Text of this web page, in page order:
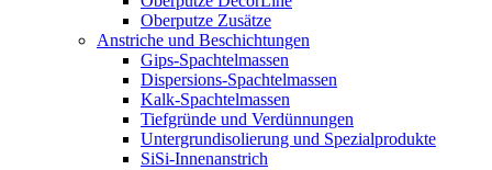
Oberputze Zusätze
Anstriche und Beschichtungen
Gips-Spachtelmassen
Dispersions-Spachtelmassen
Kalk-Spachtelmassen
Tiefgründe und Verdünnungen
Untergrundisolierung und Spezialprodukte
SiSi-Innenanstrich